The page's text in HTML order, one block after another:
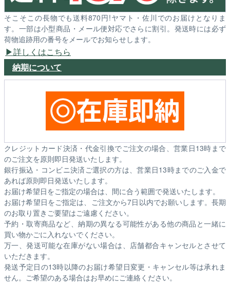
そこそこの長物でも送料870円!ヤマト・佐川でのお届けとなりま
す。一部は小型商品・メール便対応でさらに割引。発送時には必ず
荷物追跡用の番号をメールでお知らせします。
詳しくはこちら
納期について
クレジットカード決済・代金引換でご注文の場合、営業日13時まで
のご注文を原則即日発送いたします。
銀行振込・コンビニ決済ご選択の方は、営業日13時までのご入金で
あれば原則即日発送いたします。
お届け希望日をご指定の場合は、間に合う範囲で発送いたします。
お届け希望日をご指定は、ご注文から7日以内でお願いします。長期
のお取り置きご要望はご遠慮ください。
予約・取寄商品など、納期の異なる可能性がある他の商品と一緒に
買い物かごに入れないでください。
万一、発送可能な在庫がない場合は、店舗都合キャンセルとさせて
いただきます。
発送予定日の13時以降のお届け希望日変更・キャンセル等は承れま
せん。ご希望のある場合はお早めにご連絡ください。